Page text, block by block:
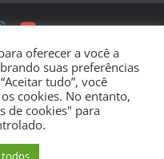
Kombi Home –
. Todos os direitos
ThemeGrill.
oferecer a você a
suas preferências
tudo”, você
cookies. No entanto,
de cookies" para
todos